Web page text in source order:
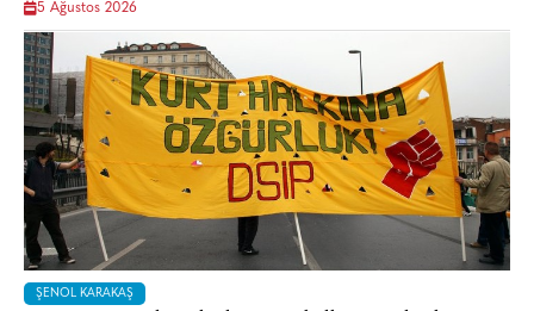
5 Ağustos 2026
ŞENOL KARAKAŞ